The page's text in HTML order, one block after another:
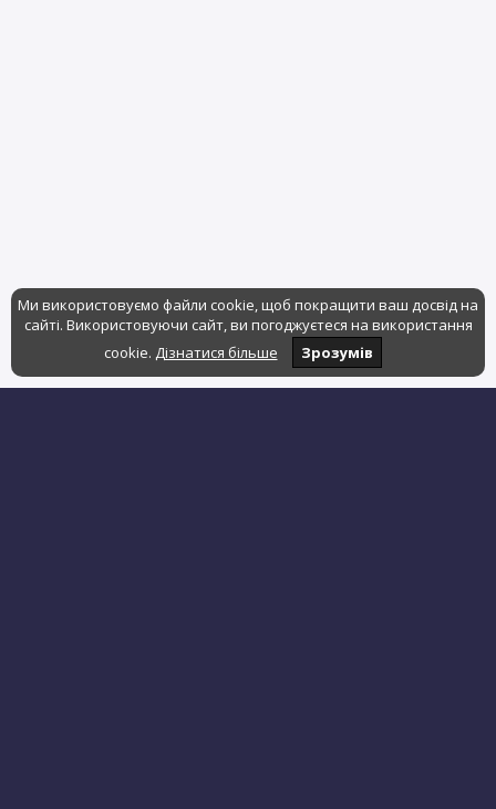
Ми використовуємо файли cookie, щоб покращити ваш досвід на
сайті. Використовуючи сайт, ви погоджуєтеся на використання
cookie. Дізнатися більше Зрозумів